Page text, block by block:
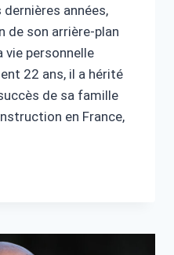
années,
de son arrière-plan
personnelle
22 ans, il a hérité
de sa famille
en France,